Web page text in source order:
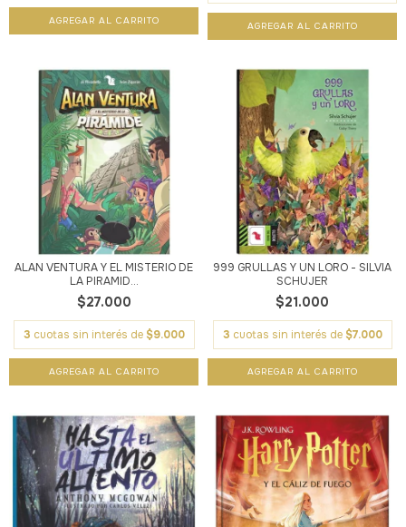
ALAN VENTURA Y EL MISTERIO DE
LA PIRAMID...
$27.000
3 cuotas sin interés de $9.000
999 GRULLAS Y UN LORO - SILVIA
SCHUJER
$21.000
3 cuotas sin interés de $7.000